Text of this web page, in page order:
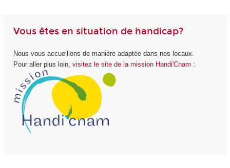
Vous êtes en situation de handicap?
Nous vous accueillons de manière adaptée dans nos locaux.
Pour aller plus loin, visitez le site de la mission Handi'Cnam :